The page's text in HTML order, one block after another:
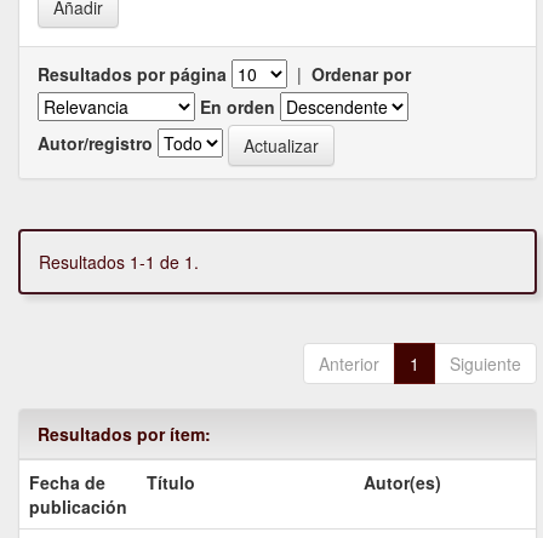
Resultados por página | Ordenar por
En orden
Autor/registro
Resultados 1-1 de 1.
Anterior 1 Siguiente
Resultados por ítem:
Fecha de
publicación
Título Autor(es)